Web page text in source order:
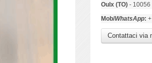
Oulx (TO)- 10056
Mob/WhatsApp:
Contattaci via